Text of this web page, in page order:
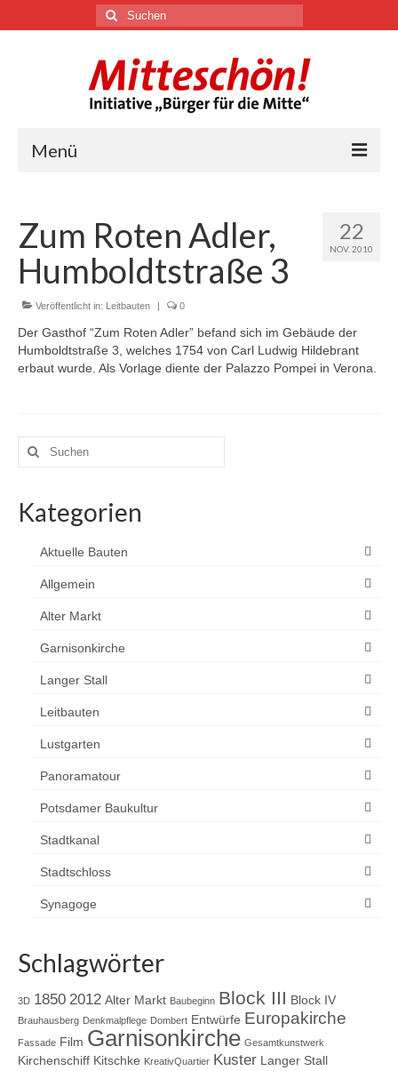
Suchen
nach:
Menü
Über uns
Themen
Youtube
Kontakt
22
NOV. 2010
Zum Roten Adler,
Humboldtstraße 3
Veröffentlicht in: Leitbauten | 0
Der Gasthof “Zum Roten Adler” befand sich im Gebäude der
Humboldtstraße 3, welches 1754 von Carl Ludwig Hildebrant
erbaut wurde. Als Vorlage diente der Palazzo Pompei in Verona.
Suchen
nach:
Kategorien
Aktuelle Bauten
Allgemein
Alter Markt
Garnisonkirche
Langer Stall
Leitbauten
Lustgarten
Panoramatour
Potsdamer Baukultur
Stadtkanal
Stadtschloss
Synagoge
Schlagwörter
3D 1850 2012 Alter Markt Baubeginn Block III Block IV
Brauhausberg Denkmalpflege Dombert Entwürfe Europakirche
Fassade Film Garnisonkirche Gesamtkunstwerk
Kirchenschiff Kitschke KreativQuartier Kuster Langer Stall